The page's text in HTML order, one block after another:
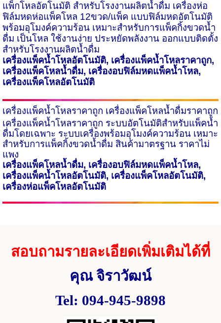
แพ็กโหลอัตโนมัติ สำหรับโรงงานผลิตน้ำดื่ม เครื่องห่อ
ฟิล์มหดห่อแพ็คโหล 12ขวด/แพ็ค แบบฟิล์มหดอัตโนมัติ
พร้อมอุโมงค์ความร้อน เหมาะสำหรับการแพ็คกิ้งขวดน้ำ
ดื่ม เป็นโหล ใช้งานง่าย ประหยัดพลังงาน ออกแบบติดตั้ง
สำหรับโรงงานผลิตน้ำดื่ม
เครื่องแพ็คน้ำโหลอัตโนมัติ, เครื่องแพ็คน้ำโหลราคาถูก,
เครื่องแพ็คโหลน้ำดื่ม, เครื่องอบฟิล์มหดแพ็คน้ำโหล,
เครื่องแพ็คโหลอัตโนมัติ
เครื่องแพ็คน้ำโหลราคาถูก เครื่องแพ็คโหลน้ำดื่มราคาถูก
เครื่องแพ็คน้ำโหลราคาถูก ระบบอัตโนมัติสำหรับแพ็คน้ำ
ดื่มโดยเฉพาะ ระบบเครื่องพร้อมอุโมงค์ความร้อน เหมาะ
สำหรับการแพ็คกิ้งขวดน้ำดื่ม สินค้ามาตรฐาน ราคาไม่
แพง
เครื่องแพ็คโหลน้ำดื่ม, เครื่องอบฟิล์มหดแพ็คน้ำโหล,
เครื่องแพ็คน้ำโหลอัตโนมัติ, เครื่องแพ็คโหลอัตโนมัติ,
เครื่องห่อแพ็คโหลอัตโนมัติ
สอบถามรายละเอียดเพิ่มเติมได้ที่
คุณ จิราวัฒน์
Tel: 094-945-9898